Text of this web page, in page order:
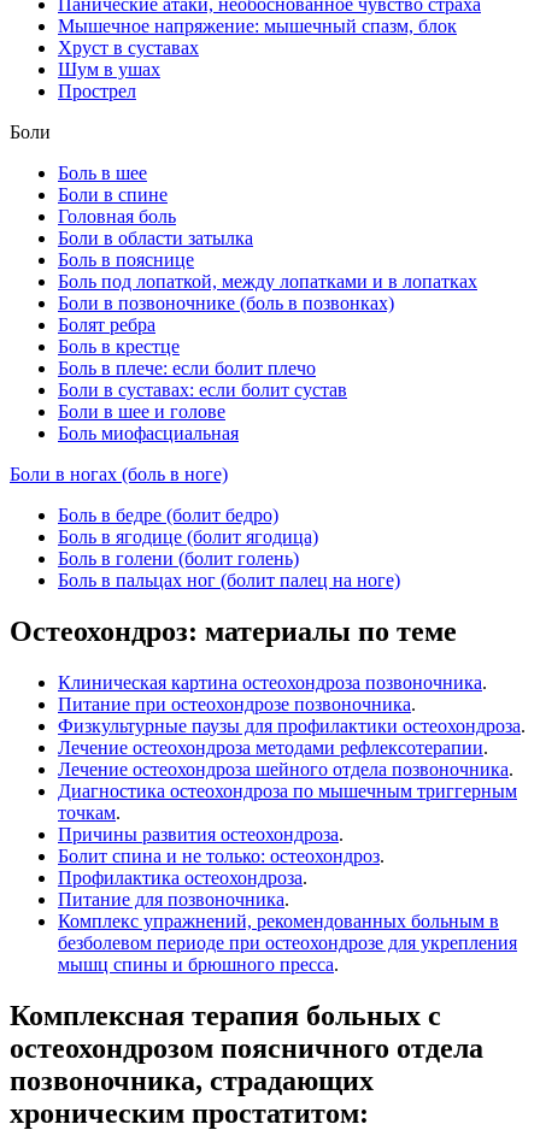
Панические атаки, необоснованное чувство страха
Мышечное напряжение: мышечный спазм, блок
Хруст в суставах
Шум в ушах
Прострел
Боли
Боль в шее
Боли в спине
Головная боль
Боли в области затылка
Боль в пояснице
Боль под лопаткой, между лопатками и в лопатках
Боли в позвоночнике (боль в позвонках)
Болят ребра
Боль в крестце
Боль в плече: если болит плечо
Боли в суставах: если болит сустав
Боли в шее и голове
Боль миофасциальная
Боли в ногах (боль в ноге)
Боль в бедре (болит бедро)
Боль в ягодице (болит ягодица)
Боль в голени (болит голень)
Боль в пальцах ног (болит палец на ноге)
Остеохондроз: материалы по теме
Клиническая картина остеохондроза позвоночника.
Питание при остеохондрозе позвоночника.
Физкультурные паузы для профилактики остеохондроза.
Лечение остеохондроза методами рефлексотерапии.
Лечение остеохондроза шейного отдела позвоночника.
Диагностика остеохондроза по мышечным триггерным
точкам.
Причины развития остеохондроза.
Болит спина и не только: остеохондроз.
Профилактика остеохондроза.
Питание для позвоночника.
Комплекс упражнений, рекомендованных больным в
безболевом периоде при остеохондрозе для укрепления
мышц спины и брюшного пресса.
Комплексная терапия больных с
остеохондрозом поясничного отдела
позвоночника, страдающих
хроническим простатитом: